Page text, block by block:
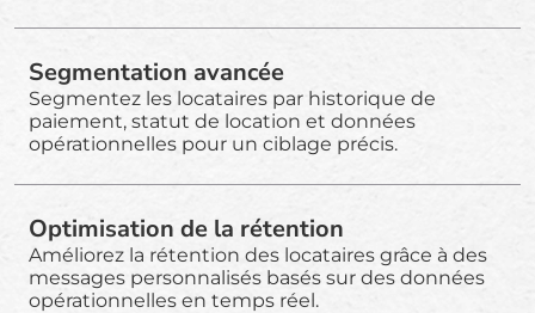
Segmentation avancée
Segmentez les locataires par historique de
paiement, statut de location et données
opérationnelles pour un ciblage précis.
Optimisation de la rétention
Améliorez la rétention des locataires grâce à des
messages personnalisés basés sur des données
opérationnelles en temps réel.